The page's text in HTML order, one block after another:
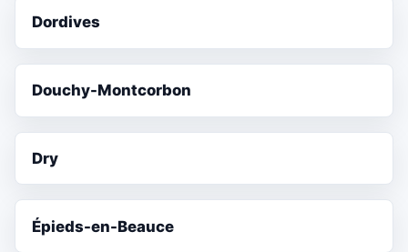
Dordives
Douchy-Montcorbon
Dry
Épieds-en-Beauce